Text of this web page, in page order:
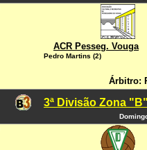
ACR Pesseg. Vouga
Pedro Martins (2)
Árbitro:
3ª Divisão Zona